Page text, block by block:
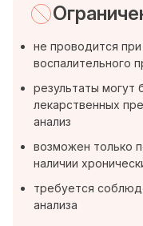
не проводится
воспалительного
результаты могут
лекарственных
анализ
возможен только
наличии
требуется
анализа